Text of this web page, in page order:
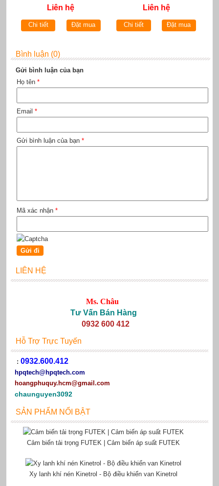
Liên hệ
Chi tiết Đặt mua
Liên hệ
Chi tiết Đặt mua
Bình luận (0)
Gửi bình luận của bạn
Họ tên *
Email *
Gửi bình luận của bạn *
Mã xác nhận *
LIÊN HỆ
Ms. Châu
Tư Vấn Bán Hàng
0932 600 412
Hỗ Trợ Trực Tuyến
: 0932.600.412
hpqtech@hpqtech.com
hoangphuquy.hcm@gmail.com
chaunguyen3092
SẢN PHẨM NỔI BẬT
Cảm biến tải trọng FUTEK | Cảm biến áp suất FUTEK
Xy lanh khí nén Kinetrol - Bộ điều khiển van Kinetrol